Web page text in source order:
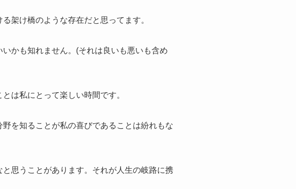
架け橋のような存在だと思ってます。
かも知れません。(それは良いも悪いも含め
は私にとって楽しい時間です。
を知ることが私の喜びであることは紛れもな
思うことがあります。それが人生の岐路に携